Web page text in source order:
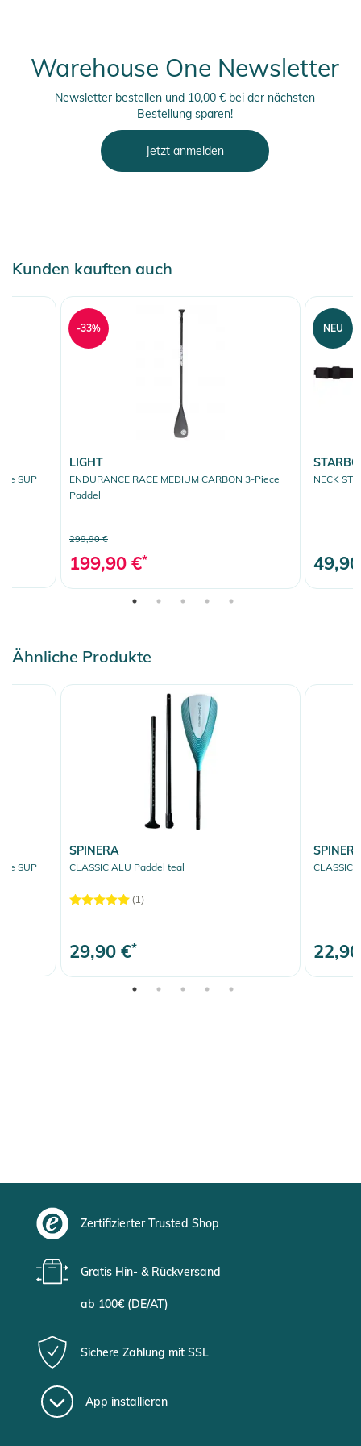
Warehouse One Newsletter
Newsletter bestellen und 10,00 € bei der nächsten
Bestellung sparen!
Jetzt anmelden
Kunden kauften auch
SUP
LIGHT
ENDURANCE RACE MEDIUM CARBON 3-Piece
Paddel
299,90 €
199,90 €*
-33%
NECK
NEU
Ähnliche Produkte
SUP
SPINERA
CLASSIC ALU Paddel teal
(1)
29,90 €*
CLASSIC
Zertifizierter Trusted Shop
Gratis Hin- & Rückversand
ab 100€ (DE/AT)
Sichere Zahlung mit SSL
App installieren